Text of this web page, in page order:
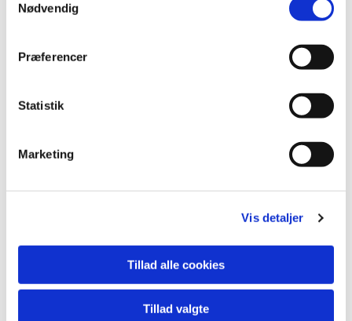
Nødvendig
Præferencer
Statistik
Marketing
Vis detaljer
Tillad alle cookies
Tillad valgte
Du vil måske også kunne